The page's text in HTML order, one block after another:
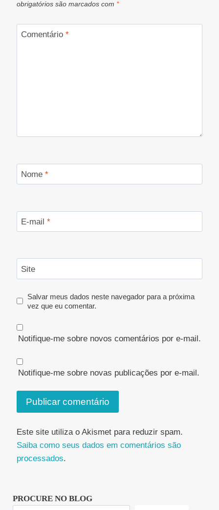
obrigatórios são marcados com *
Comentário *
Nome *
E-mail *
Site
Salvar meus dados neste navegador para a próxima
vez que eu comentar.
Notifique-me sobre novos comentários por e-mail.
Notifique-me sobre novas publicações por e-mail.
Este site utiliza o Akismet para reduzir spam.
Saiba como seus dados em comentários são
processados.
PROCURE NO BLOG